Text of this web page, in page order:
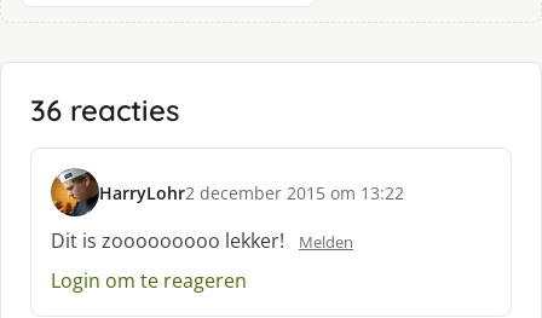
36 reacties
HarryLohr
s
c
h
r
2 december 2015 om 13:22
Dit is zooooooooo lekker! Melden
Login om te reageren